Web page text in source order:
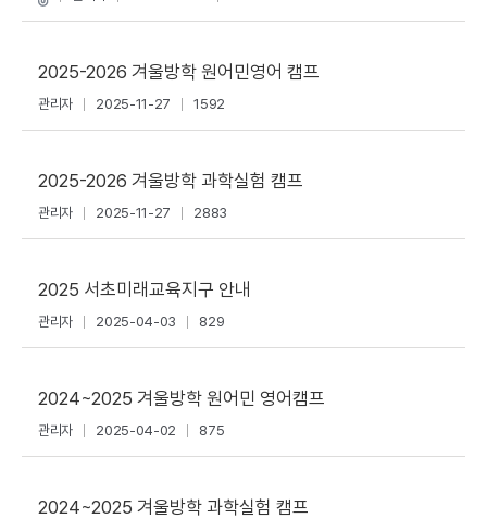
2025-2026 겨울방학 원어민영어 캠프
관리자 2025-11-27 1592
2025-2026 겨울방학 과학실험 캠프
관리자 2025-11-27 2883
2025 서초미래교육지구 안내
관리자 2025-04-03 829
2024~2025 겨울방학 원어민 영어캠프
관리자 2025-04-02 875
2024~2025 겨울방학 과학실험 캠프